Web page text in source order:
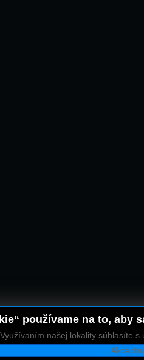
používame na to, aby
Využívaním našej lokality súhlasíte s